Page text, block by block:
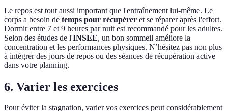
Le repos est tout aussi important que l'entraînement lui-même. Le
corps a besoin de temps pour récupérer et se réparer après l'effort.
Dormir entre 7 et 9 heures par nuit est recommandé pour les adultes.
Selon des études de l'INSEE, un bon sommeil améliore la
concentration et les performances physiques. N’hésitez pas non plus
à intégrer des jours de repos ou des séances de récupération active
dans votre planning.
6. Varier les exercices
Pour éviter la stagnation, varier vos exercices peut considérablement